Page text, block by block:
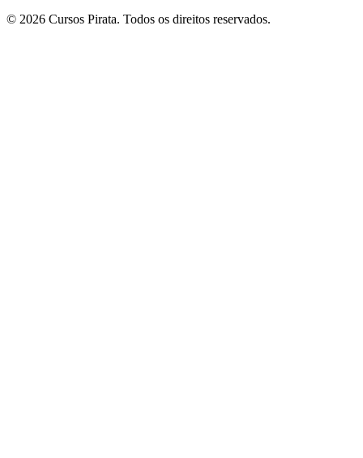
© 2026 Cursos Pirata. Todos os direitos reservados.